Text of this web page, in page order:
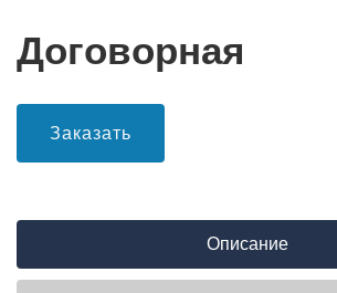
Договорная
Заказать
Описание